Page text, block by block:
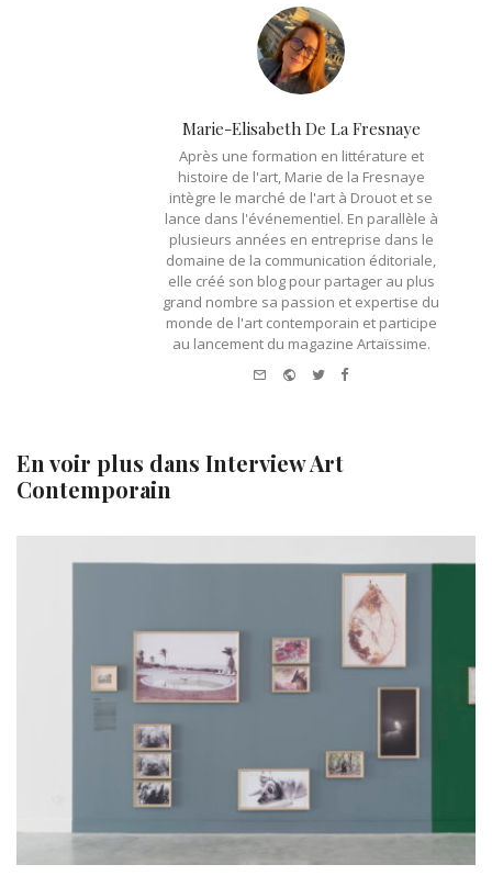
Marie-Elisabeth De La Fresnaye
Après une formation en littérature et
histoire de l'art, Marie de la Fresnaye
intègre le marché de l'art à Drouot et se
lance dans l'événementiel. En parallèle à
plusieurs années en entreprise dans le
domaine de la communication éditoriale,
elle créé son blog pour partager au plus
grand nombre sa passion et expertise du
monde de l'art contemporain et participe
au lancement du magazine Artaïssime.
Website
TwitterFacebook
En voir plus dans Interview Art
Contemporain